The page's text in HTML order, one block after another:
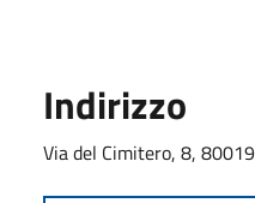
Indirizzo
Via del Cimitero, 8,